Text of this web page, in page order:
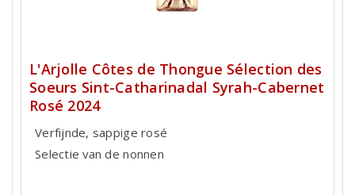
L'Arjolle Côtes de Thongue Sélection des
Soeurs Sint-Catharinadal Syrah-Cabernet
Rosé 2024
Verfijnde, sappige rosé
Selectie van de nonnen